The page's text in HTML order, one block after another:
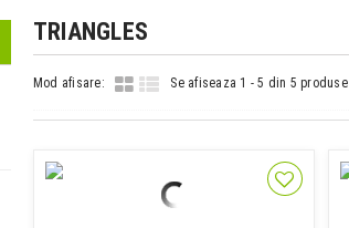
TRIANGLES
Mod afisare: Se afiseaza 1 - 5 din 5 produse